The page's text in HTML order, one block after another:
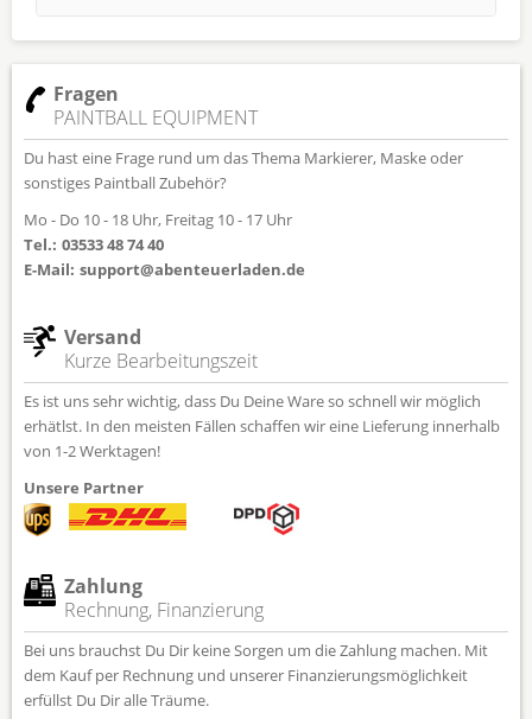
Fragen
PAINTBALL EQUIPMENT
Du hast eine Frage rund um das Thema Markierer, Maske oder
sonstiges Paintball Zubehör?
Mo - Do 10 - 18 Uhr, Freitag 10 - 17 Uhr
Tel.: 03533 48 74 40
E-Mail: support@abenteuerladen.de
Versand
Kurze Bearbeitungszeit
Es ist uns sehr wichtig, dass Du Deine Ware so schnell wir möglich
erhätlst. In den meisten Fällen schaffen wir eine Lieferung innerhalb
von 1-2 Werktagen!
Unsere Partner
Zahlung
Rechnung, Finanzierung
Bei uns brauchst Du Dir keine Sorgen um die Zahlung machen. Mit
dem Kauf per Rechnung und unserer Finanzierungsmöglichkeit
erfüllst Du Dir alle Träume.